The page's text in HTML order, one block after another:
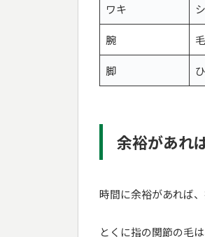
ワキ
腕
脚
余裕があれ
時間に余裕があれば
とくに指の関節の毛